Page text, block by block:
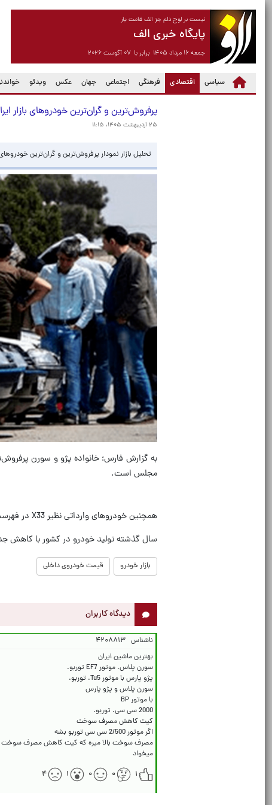
نیست بر لوح دلم جز الف قامت یار
پایگاه خبری الف
جمعه ۱۶ مرداد ۱۴۰۵ برابر با ۰۷ آگوست ۲۰۲۶
سیاسی اقتصادی
(current) فرهنگی اجتماعی جهان عکس ویدئو
پرفروش‌ترین و گران‌ترین خودروهای بازار
۲۵ اردیبهشت ۱۴۰۵، ۱۱:۱۵
تحلیل بازار نمودار پرفروش‌ترین و گران‌ترین
مجلس است.
همچنین خودروهای وارداتی نظیر X33 در فهرست‌کم‌فروش‌ترین خودروهای ایران هستند.
سال گذشته تولید خودرو در کشور با کاهش
بازار خودرو قیمت خودروی داخلی
دیدگاه کاربران
ناشناس ۴۲۰۸۸۱۳
میخواد
۱
۰ ۰ ۱ ۴